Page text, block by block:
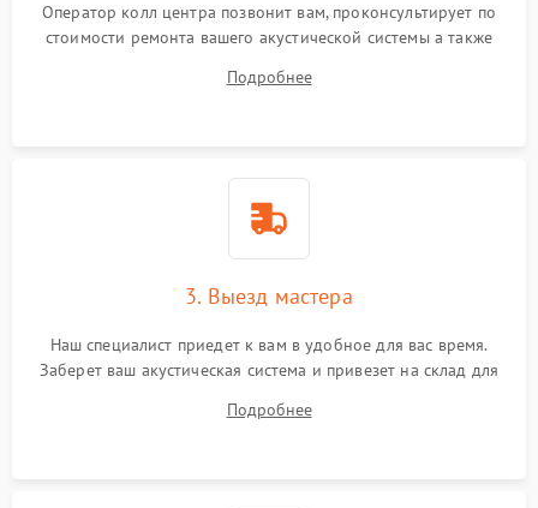
Оператор колл центра позвонит вам, проконсультирует по
стоимости ремонта вашего акустической системы а также
Подробнее
3. Выезд мастера
Наш специалист приедет к вам в удобное для вас время.
Заберет ваш акустическая система и привезет на склад для
Подробнее